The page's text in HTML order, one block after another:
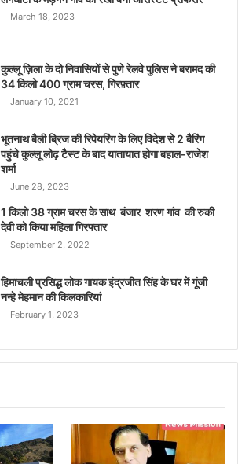
March 18, 2023
कुल्लू ज़िला के दो निवासियों से पुणे रेलवे पुलिस ने बरामद की
34 किलो 400 ग्राम चरस, गिरफ़्तार
January 10, 2021
भूतनाथ बैली ब्रिज की रिपेयरिंग के लिए विदेश से 2 बैरिंग
पहुंचे कुल्लू लोढ़ टैस्ट के बाद यातायात होगा बहाल-राजेश
शर्मा
June 28, 2023
1 किलो 38 ग्राम चरस के साथ बंजार शरण गांव की रुकी
देवी को किया महिला गिरफ्तार
September 2, 2022
हिमाचली प्रसिद्ध लोक गायक इंद्रजीत सिंह के घर में गूंजी
नन्हे मेहमान की किलकारियां
February 1, 2023